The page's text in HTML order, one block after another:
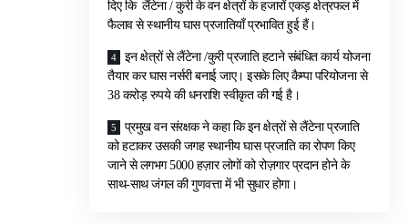
दिए कि लैंटेना / कुरी के वन क्षेत्रों के हजारों एकड़ क्षेत्रफल में
फैलाव से स्थानीय घास प्रजातियाँ प्रभावित हुई हैं।
इन क्षेत्रों से लैंटेना /कुरी प्रजाति हटाने संबंधित कार्य योजना
तैयार कर घास नर्सरी बनाई जाए। इसके लिए कैम्पा परियोजना से
38 करोड़ रुपये की धनराशि स्वीकृत की गई है।
प्रमुख वन संरक्षक ने कहा कि इन क्षेत्रों से लैंटेना प्रजाति
को हटाकर उसकी जगह स्थानीय घास प्रजाति का रोपण किए
जाने से लगभग 5000 हज़ार लोगों को रोज़गार प्रदान होने के
साथ-साथ जंगल की गुणवत्ता में भी सुधार होगा।